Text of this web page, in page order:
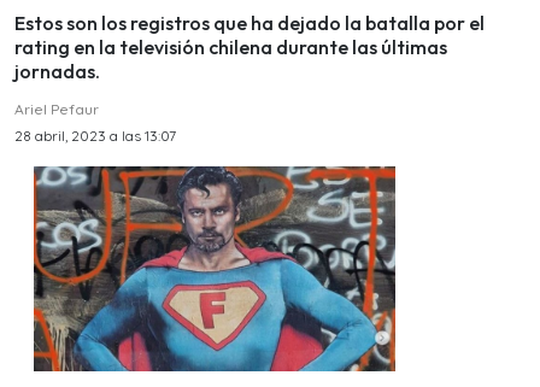
Estos son los registros que ha dejado la batalla por el
rating en la televisión chilena durante las últimas
jornadas.
Ariel Pefaur
28 abril, 2023 a las 13:07